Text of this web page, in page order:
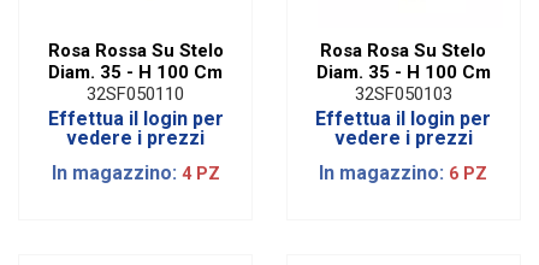
Rosa Rossa Su Stelo
Diam. 35 - H 100 Cm
32SF050110
Effettua il login per
vedere i prezzi
In magazzino: 4 PZ
Rosa Rosa Su Stelo
Diam. 35 - H 100 Cm
32SF050103
Effettua il login per
vedere i prezzi
In magazzino: 6 PZ